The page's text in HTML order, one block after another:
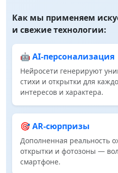
Как мы применяем
и свежие технологии:
🤖 AI‑персонализация
Нейросети генерируют
стихи и открытки для
интересов и характера.
🎯 AR‑сюрпризы
Дополненная реальность
открытки и фотозоны —
смартфоне.